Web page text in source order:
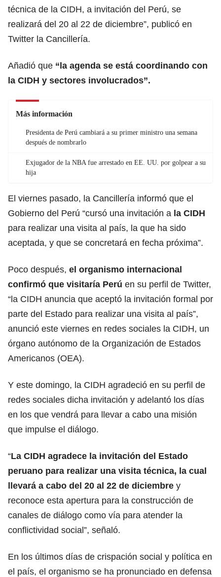
técnica de la CIDH, a invitación del Perú, se
realizará del 20 al 22 de diciembre”, publicó en
Twitter la Cancillería.
Añadió que “la agenda se está coordinando con
la CIDH y sectores involucrados”.
Más información
Presidenta de Perú cambiará a su primer ministro una semana
después de nombrarlo
Exjugador de la NBA fue arrestado en EE. UU. por golpear a su
hija
El viernes pasado, la Cancillería informó que el
Gobierno del Perú “cursó una invitación a la CIDH
para realizar una visita al país, la que ha sido
aceptada, y que se concretará en fecha próxima”.
Poco después, el organismo internacional
confirmó que visitaría Perú en su perfil de Twitter,
“la CIDH anuncia que aceptó la invitación formal por
parte del Estado para realizar una visita al país”,
anunció este viernes en redes sociales la CIDH, un
órgano autónomo de la Organización de Estados
Americanos (OEA).
Y este domingo, la CIDH agradeció en su perfil de
redes sociales dicha invitación y adelantó los días
en los que vendrá para llevar a cabo una misión
que impulse el diálogo.
“La CIDH agradece la invitación del Estado
peruano para realizar una visita técnica, la cual
llevará a cabo del 20 al 22 de diciembre y
reconoce esta apertura para la construcción de
canales de diálogo como vía para atender la
conflictividad social”, señaló.
En los últimos días de crispación social y política en
el país, el organismo se ha pronunciado en defensa